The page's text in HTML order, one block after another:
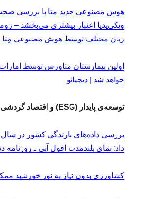
هوش مصنوعی جدید متا با بررسی صحت
ویکی‌پدیا اعتبار بیشتری می‌بخشد –
زبان مختلف توسط هوش مصنوعی مِتا ـ
اولین بیمارستان متاورس توسط امارات
خواهد شد | دیجیاتو
توسعه‌ی پایدار (ESG) و اقتصاد گردشی:
بررسی داده‌‌‌های بارندگی کشور در
داد: نمای بلندمدت افول آبی ـ روزنامه
کشاورزی بدون نیاز به نور خورشید